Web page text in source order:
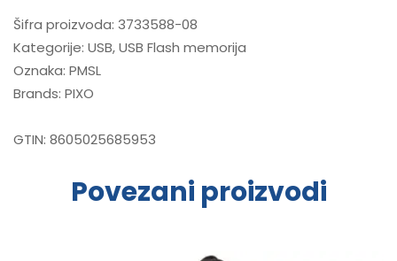
Šifra proizvoda: 3733588-08
Kategorije: USB,USB Flash memorija
Oznaka: PMSL
Brands: PIXO
GTIN: 8605025685953
Povezani proizvodi